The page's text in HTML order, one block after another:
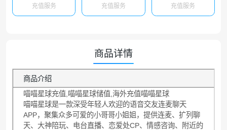
充值服务 充值服务 充值服务
商品详情
商品介绍
喵喵星球充值,喵喵星球储值,海外充值喵喵星球
喵喵星球是一款深受年轻人欢迎的语音交友连麦聊天
APP，聚集众多可爱的小哥哥小姐姐，提供连麦、扩列聊
天、大神陪玩、电台直播、恋爱处CP、情感咨询、附近的